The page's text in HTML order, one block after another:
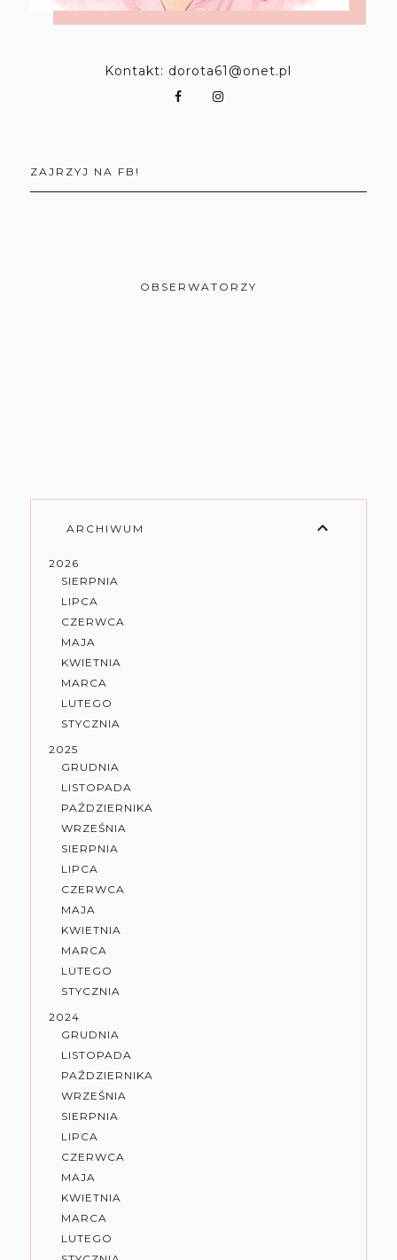
Kontakt: dorota61@onet.pl
ZAJRZYJ NA FB!
OBSERWATORZY
ARCHIWUM
2026
SIERPNIA
LIPCA
CZERWCA
MAJA
KWIETNIA
MARCA
LUTEGO
STYCZNIA
2025
GRUDNIA
LISTOPADA
PAŹDZIERNIKA
WRZEŚNIA
SIERPNIA
LIPCA
CZERWCA
MAJA
KWIETNIA
MARCA
LUTEGO
STYCZNIA
2024
GRUDNIA
LISTOPADA
PAŹDZIERNIKA
WRZEŚNIA
SIERPNIA
LIPCA
CZERWCA
MAJA
KWIETNIA
MARCA
LUTEGO